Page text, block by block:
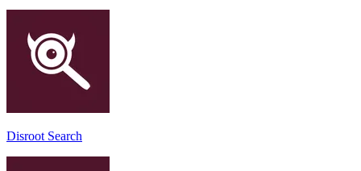
Disroot Search